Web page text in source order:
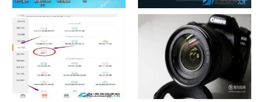
如何看认识QQ好友具体多少天
了
战网怎么修改昵称？